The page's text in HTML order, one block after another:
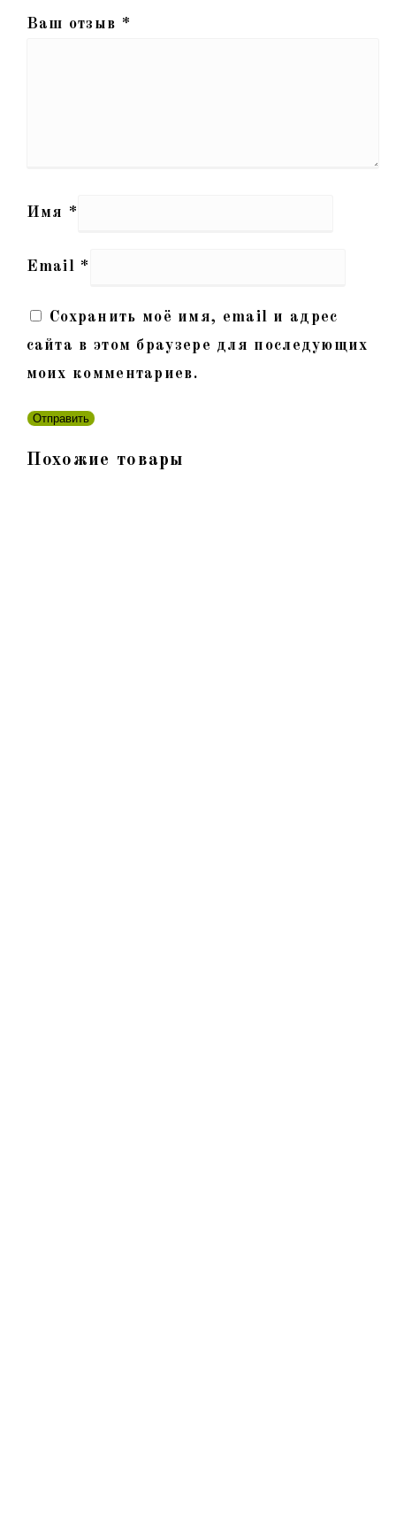
Ваш отзыв *
Имя *
Email *
Сохранить моё имя, email и адрес
сайта в этом браузере для последующих
моих комментариев.
Похожие товары